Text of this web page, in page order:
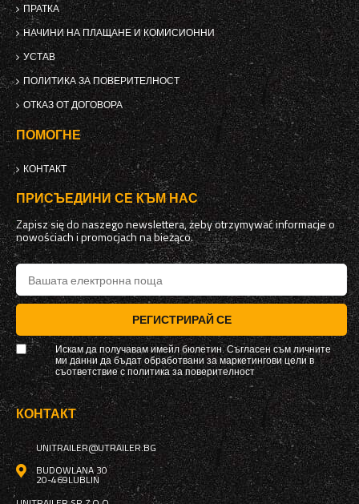
ПРАТКА
НАЧИНИ НА ПЛАЩАНЕ И КОМИСИОННИ
УСТАВ
ПОЛИТИКА ЗА ПОВЕРИТЕЛНОСТ
ОТКАЗ ОТ ДОГОВОРА
ПОМОГНЕ
КОНТАКТ
ПРИСЪЕДИНИ СЕ КЪМ НАС
Zapisz się do naszego newslettera, żeby otrzymywać informacje o
nowościach i promocjach na bieżąco.
РЕГИСТРИРАЙ СЕ
Искам да получавам имейл бюлетин. Съгласен съм личните
ми данни да бъдат обработвани за маркетингови цели в
съответствие сполитика за поверителност
КОНТАКТ
UNITRAILER@UTRAILER.BG
BUDOWLANA 30
20-469LUBLIN